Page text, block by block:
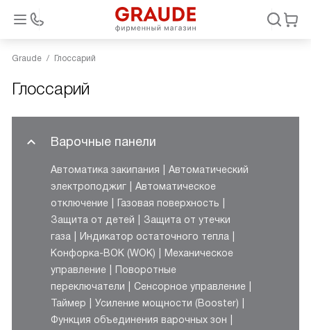
Graude Глоссарий
Глоссарий
Варочные панели
Автоматика закипания
Автоматический
электроподжиг
Автоматическое
отключение
Газовая поверхность
Защита от детей
Защита от утечки
газа
Индикатор остаточного тепла
Конфорка-ВОК (WOK)
Механическое
управление
Поворотные
переключатели
Сенсорное управление
Таймер
Усиление мощности (Booster)
Функция объединения варочных зон